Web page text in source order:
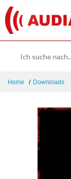
Home Downloads